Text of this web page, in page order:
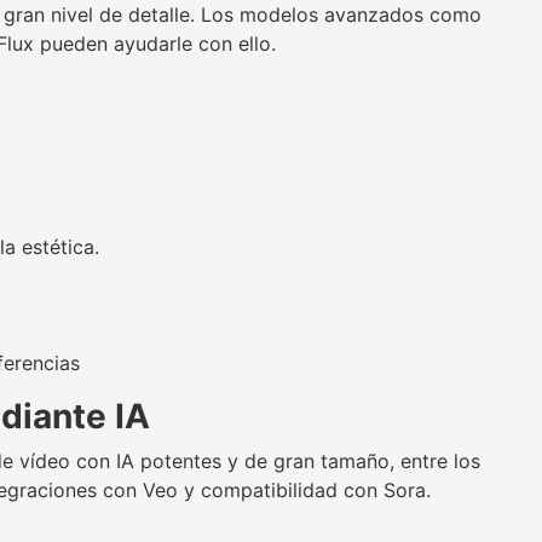
nivel de detalle. Los modelos avanzados como
pueden ayudarle con ello.
estética.
IA
vídeo con IA potentes y de gran tamaño, entre los
con Veo y compatibilidad con Sora.